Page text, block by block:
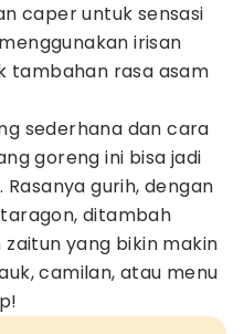
caper untuk sensasi
irisan
tambahan rasa asam
sederhana dan cara
goreng ini bisa jadi
gurih, dengan
ditambah
yang bikin makin
camilan, atau menu